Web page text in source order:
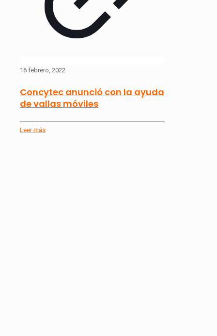
16 febrero, 2022
Concytec anunció con la ayuda
de vallas móviles
Leer más